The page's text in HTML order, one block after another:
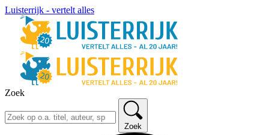
Luisterrijk - vertelt alles
Zoek
Zoek